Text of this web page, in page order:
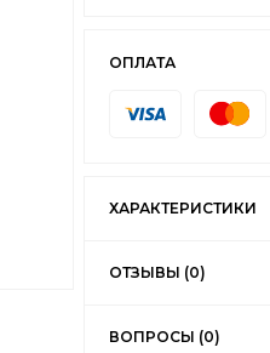
ОПЛАТА
ХАРАКТЕРИСТИКИ
ОТЗЫВЫ (0)
ВОПРОСЫ (0)